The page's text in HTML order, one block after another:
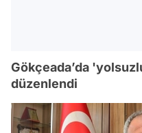
Gökçeada’da
düzenlendi